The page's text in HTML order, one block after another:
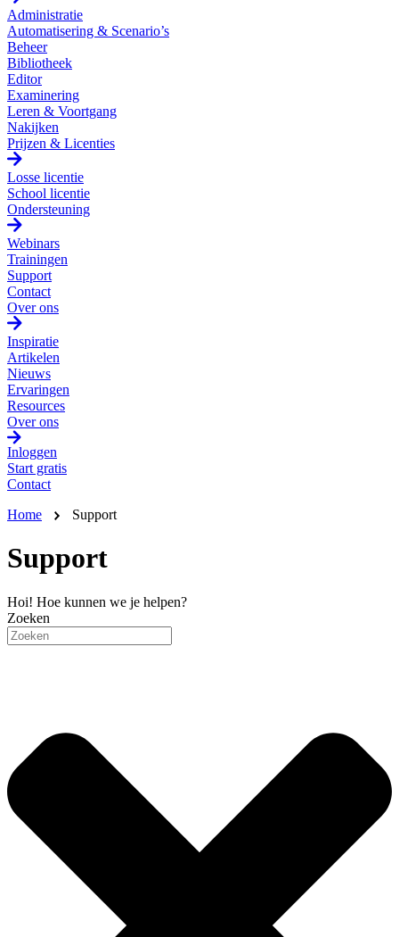
Administratie
Automatisering & Scenario’s
Beheer
Bibliotheek
Editor
Examinering
Leren & Voortgang
Nakijken
Prijzen & Licenties
Losse licentie
School licentie
Ondersteuning
Webinars
Trainingen
Support
Contact
Over ons
Inspiratie
Artikelen
Nieuws
Ervaringen
Resources
Over ons
Inloggen
Start gratis
Contact
Home
Support
Support
Hoi! Hoe kunnen we je helpen?
Zoeken